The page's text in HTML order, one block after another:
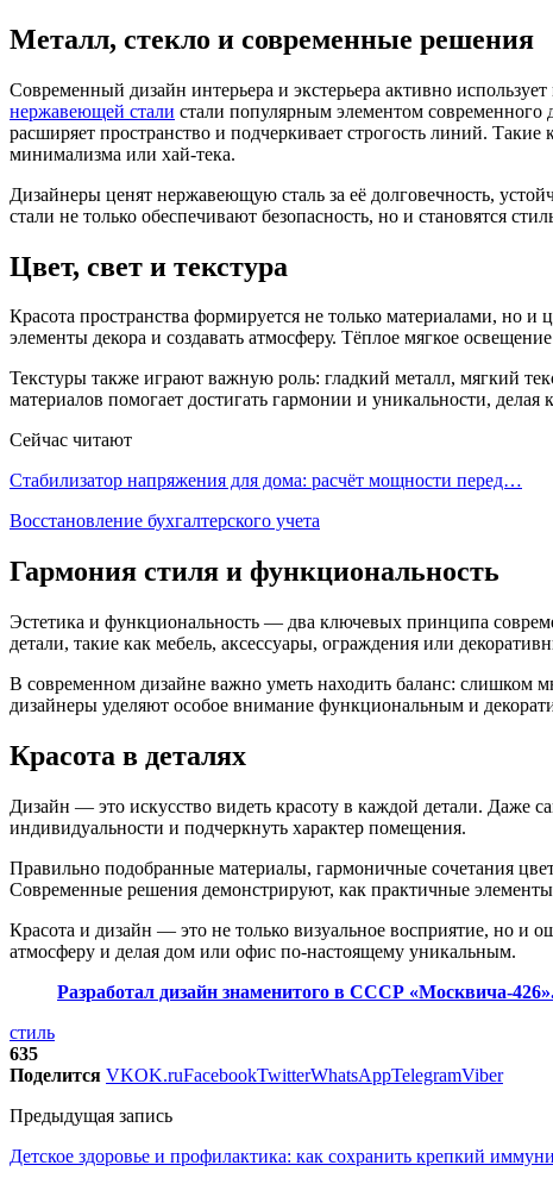
Металл, стекло и современные решения
Современный дизайн интерьера и экстерьера активно
нержавеющей стали стали популярным элементом
расширяет пространство и подчеркивает строгость линий.
минимализма или хай-тека.
Дизайнеры ценят нержавеющую сталь за её долговечность,
стали не только обеспечивают безопасность, но и становятся
Цвет, свет и текстура
Красота пространства формируется не только материалами, но
элементы декора и создавать атмосферу. Тёплое мягкое
Текстуры также играют важную роль: гладкий металл, мягкий
материалов помогает достигать гармонии и уникальности,
Сейчас читают
Стабилизатор напряжения для дома: расчёт мощности перед…
Восстановление бухгалтерского учета
Гармония стиля и функциональность
Эстетика и функциональность — два ключевых принципа
детали, такие как мебель, аксессуары, ограждения или
В современном дизайне важно уметь находить баланс: слишком
дизайнеры уделяют особое внимание функциональным и
Красота в деталях
Дизайн — это искусство видеть красоту в каждой детали. Даже
индивидуальности и подчеркнуть характер помещения.
Правильно подобранные материалы, гармоничные сочетания
Современные решения демонстрируют, как практичные
Красота и дизайн — это не только визуальное восприятие, но
атмосферу и делая дом или офис по-настоящему уникальным.
Разработал дизайн знаменитого в СССР «Москвича-
стиль
635
Поделится VKOK.ruFacebookTwitterWhatsAppTelegramViber
Предыдущая запись
Детское здоровье и профилактика: как сохранить крепкий